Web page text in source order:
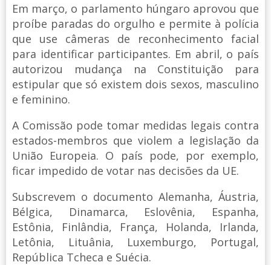
Em março, o parlamento húngaro aprovou que
proíbe paradas do orgulho e permite à polícia
que use câmeras de reconhecimento facial
para identificar participantes. Em abril, o país
autorizou mudança na Constituição para
estipular que só existem dois sexos, masculino
e feminino.
A Comissão pode tomar medidas legais contra
estados-membros que violem a legislação da
União Europeia. O país pode, por exemplo,
ficar impedido de votar nas decisões da UE.
Subscrevem o documento Alemanha, Áustria,
Bélgica, Dinamarca, Eslovênia, Espanha,
Estônia, Finlândia, França, Holanda, Irlanda,
Letônia, Lituânia, Luxemburgo, Portugal,
República Tcheca e Suécia.